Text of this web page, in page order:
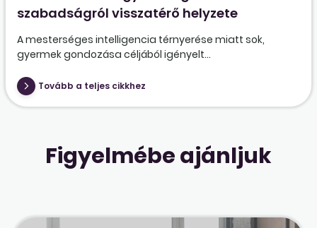
szabadságról visszatérő helyzete
A mesterséges intelligencia térnyerése miatt sok,
gyermek gondozása céljából igényelt...
Tovább a teljes cikkhez
Figyelmébe ajánljuk